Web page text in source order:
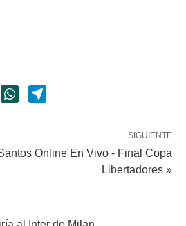
SIGUIENTE
Online En Vivo - Final Copa
Libertadores »